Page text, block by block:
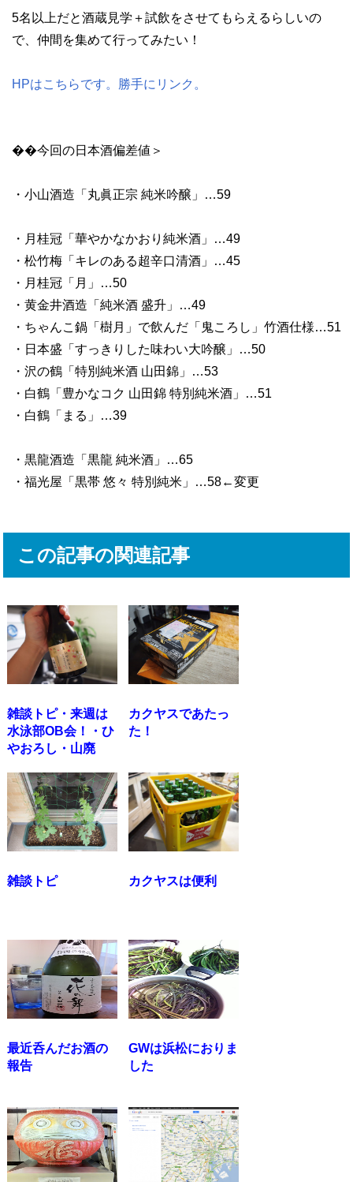
5名以上だと酒蔵見学＋試飲をさせてもらえるらしいの
で、仲間を集めて行ってみたい！
HPはこちらです。勝手にリンク。
��今回の日本酒偏差値＞
・小山酒造「丸眞正宗 純米吟醸」…59
・月桂冠「華やかなかおり純米酒」…49
・松竹梅「キレのある超辛口清酒」…45
・月桂冠「月」…50
・黄金井酒造「純米酒 盛升」…49
・ちゃんこ鍋「樹月」で飲んだ「鬼ころし」竹酒仕様…51
・日本盛「すっきりした味わい大吟醸」…50
・沢の鶴「特別純米酒 山田錦」…53
・白鶴「豊かなコク 山田錦 特別純米酒」…51
・白鶴「まる」…39
・黒龍酒造「黒龍 純米酒」…65
・福光屋「黒帯 悠々 特別純米」…58←変更
この記事の関連記事
雑談トピ・来週は
水泳部OB会！・ひ
やおろし・山廃
カクヤスであたっ
た！
雑談トピ カクヤスは便利
最近呑んだお酒の
報告
GWは浜松におりま
した